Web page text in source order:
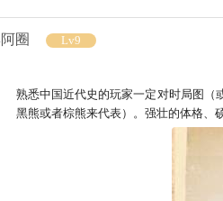
圈 Lv9
熟悉中国近代史的玩家一定对时局图（
黑熊或者棕熊来代表）。强壮的体格、